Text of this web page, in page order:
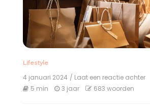
Lifestyle
4 januari 2024 / Laat een reactie achterop
5 min 3 jaar 683 woorden